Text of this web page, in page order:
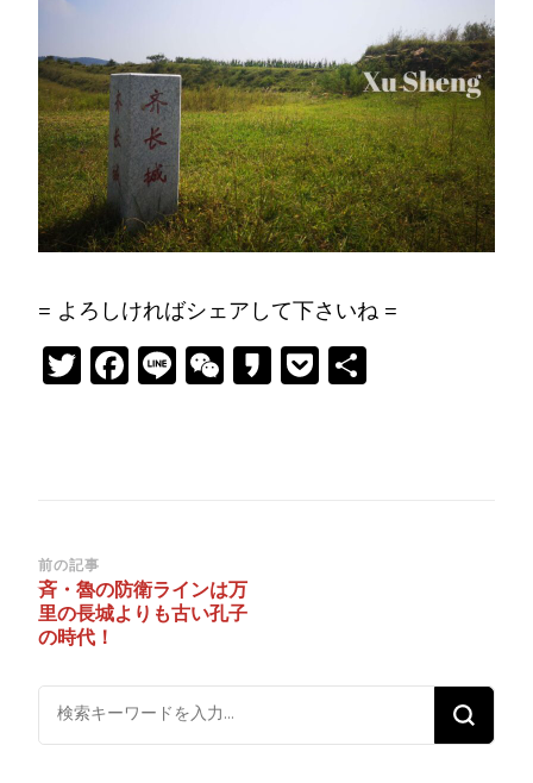
= よろしければシェアして下さいね =
Twitter
Facebook
LineWeChat
KakaoPocket
投
稿
ナ
ゲ
ー
前の記事
斉・魯の防衛ラインは万
里の長城よりも古い孔子
の時代！
な
に